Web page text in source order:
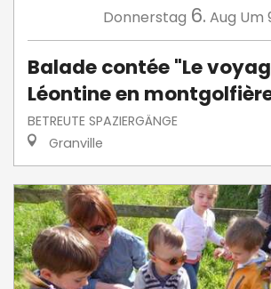
Donnerstag 6. Aug Um
Balade contée "Le
Léontine en
BETREUTE SPAZIERGÄNGE
Granville